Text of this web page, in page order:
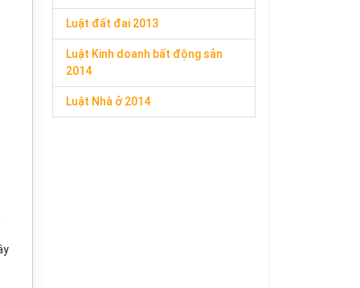
Luật đất đai 2013
Luật Kinh doanh bất động sản
2014
Luật Nhà ở 2014